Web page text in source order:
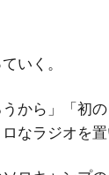
いく。
から」「初
なラジオを